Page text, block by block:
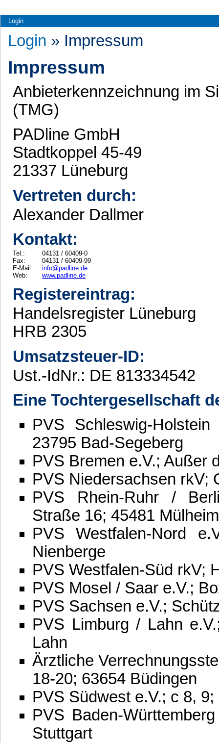
Login
Login » Impressum
Impressum
Anbieterkennzeichnung im
(TMG)
PADline GmbH
Stadtkoppel 45-49
21337 Lüneburg
Vertreten durch:
Alexander Dallmer
Kontakt:
Tel.:
04131 / 60409-0
Fax:
04131 / 60409-99
E-Mail:
info@padline.de
Web:
www.padline.de
Registereintrag:
Handelsregister Lüneburg
HRB 2305
Umsatzsteuer-ID:
Ust.-IdNr.: DE 813334542
Eine Tochtergesellschaft
PVS Schleswig-
23795 Bad-Segeberg
PVS Bremen e.V.; Außer
PVS Niedersachsen rkV;
PVS Rhein-Ruhr /
Straße 16; 45481
PVS Westfalen-Nord
Nienberge
PVS Westfalen-Süd rkV;
PVS Mosel / Saar e.V.;
PVS Sachsen e.V.;
PVS Limburg / Lahn
Lahn
Ärztliche
18-20; 63654 Büdingen
PVS Südwest e.V.; c 8,
PVS Baden-
Stuttgart